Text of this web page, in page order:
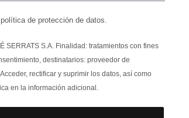
de protección de datos.
SERRATS S.A. Finalidad: tratamientos con fines
destinatarios: proveedor de
rectificar y suprimir los datos, así como
en la información adicional.